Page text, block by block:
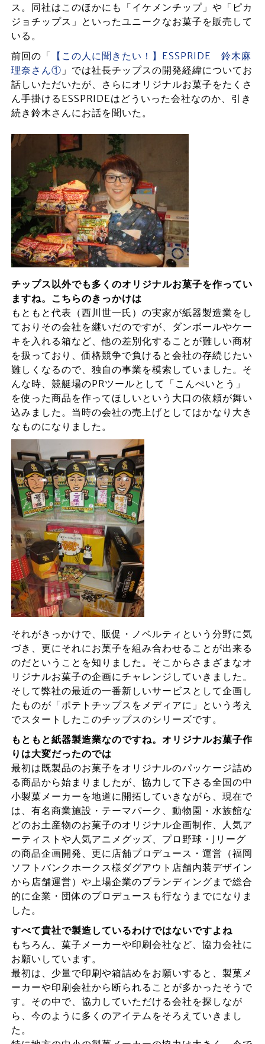
ス。同社はこのほかにも「イケメンチップ」や「ピカ
ジョチップス」といったユニークなお菓子を販売して
いる。
前回の「 【この人に聞きたい！】ESSPRIDE 鈴木麻
理奈さん① 」では社長チップスの開発経緯についてお
話しいただいたが、さらにオリジナルお菓子をたくさ
ん手掛けるESSPRIDEはどういった会社なのか、引き
続き鈴木さんにお話を聞いた。
チップス以外でも多くのオリジナルお菓子を作ってい
ますね。こちらのきっかけは
もともと代表（西川世一氏）の実家が紙器製造業をし
ておりその会社を継いだのですが、ダンボールやケー
キを入れる箱など、他の差別化することが難しい商材
を扱っており、価格競争で負けると会社の存続じたい
難しくなるので、独自の事業を模索していました。そ
んな時、競艇場のPRツールとして「こんぺいとう」
を使った商品を作ってほしいという大口の依頼が舞い
込みました。当時の会社の売上げとしてはかなり大き
なものになりました。
それがきっかけで、販促・ノベルティという分野に気
づき、更にそれにお菓子を組み合わせることが出来る
のだということを知りました。そこからさまざまなオ
リジナルお菓子の企画にチャレンジしていきました。
そして弊社の最近の一番新しいサービスとして企画し
たものが「ポテトチップスをメディアに」という考え
でスタートしたこのチップスのシリーズです。
もともと紙器製造業なのですね。オリジナルお菓子作
りは大変だったのでは
最初は既製品のお菓子をオリジナルのパッケージ詰め
る商品から始まりましたが、協力して下さる全国の中
小製菓メーカーを地道に開拓していきながら、現在で
は、有名商業施設・テーマパーク、動物園・水族館な
どのお土産物のお菓子のオリジナル企画制作、人気ア
ーティストや人気アニメグッズ、プロ野球・Jリーグ
の商品企画開発、更に店舗プロデュース・運営（福岡
ソフトバンクホークス様ダグアウト店舗内装デザイン
から店舗運営）や上場企業のブランディングまで総合
的に企業・団体のプロデュースも行なうまでになりま
した。
すべて貴社で製造しているわけではないですよね
もちろん、菓子メーカーや印刷会社など、協力会社に
お願いしています。
最初は、少量で印刷や箱詰めをお願いすると、製菓メ
ーカーや印刷会社から断られることが多かったそうで
す。その中で、協力していただける会社を探しなが
ら、今のように多くのアイテムをそろえていきまし
た。